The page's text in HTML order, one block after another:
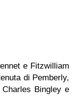
e Fitzwilliam
di Pemberly,
Bingley e